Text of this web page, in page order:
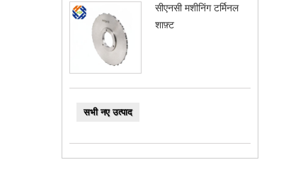
सीएनसी मशीनिंग टर्मिनल
शाफ़्ट
सभी नए उत्पाद